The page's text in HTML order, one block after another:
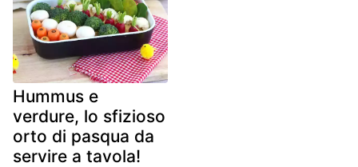
Hummus e
verdure, lo sfizioso
orto di pasqua da
servire a tavola!